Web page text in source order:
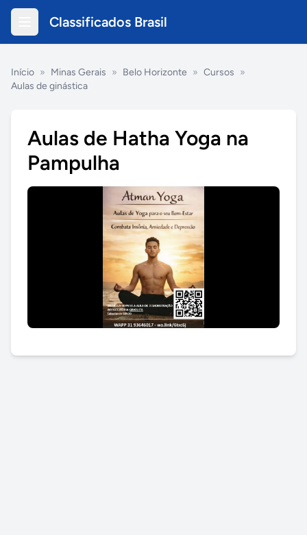
Classificados Brasil
Início » Minas Gerais » Belo Horizonte » Cursos »
Aulas de ginástica
Aulas de Hatha Yoga na
Pampulha